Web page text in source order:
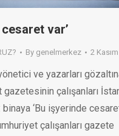
var’
By genelmerkez 2
ve yazarları
gazetesinin çalışanları
‘Bu işyerinde
çalışanları gazete